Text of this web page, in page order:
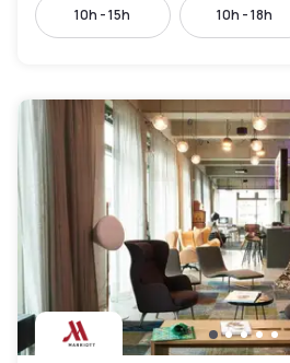
10h - 15h 10h - 18h